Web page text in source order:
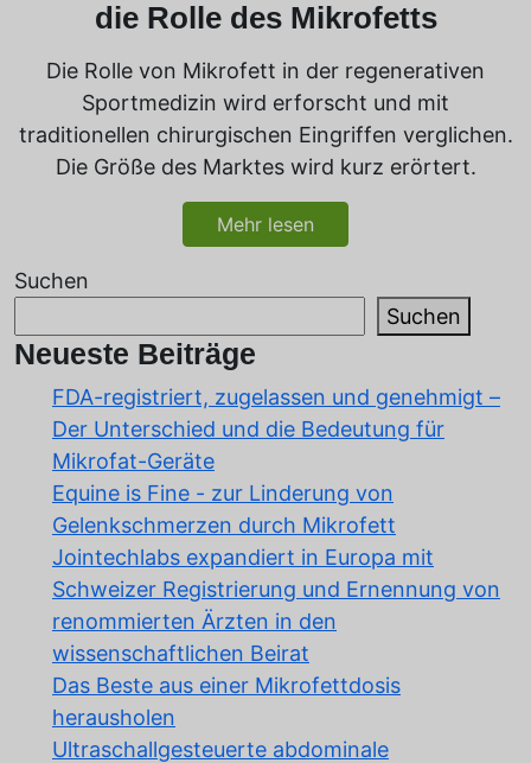
die Rolle des Mikrofetts
Die Rolle von Mikrofett in der regenerativen
Sportmedizin wird erforscht und mit
traditionellen chirurgischen Eingriffen verglichen.
Die Größe des Marktes wird kurz erörtert.
Mehr lesen
Suchen
Suchen
Neueste Beiträge
FDA-registriert, zugelassen und genehmigt –
Der Unterschied und die Bedeutung für
Mikrofat-Geräte
Equine is Fine - zur Linderung von
Gelenkschmerzen durch Mikrofett
Jointechlabs expandiert in Europa mit
Schweizer Registrierung und Ernennung von
renommierten Ärzten in den
wissenschaftlichen Beirat
Das Beste aus einer Mikrofettdosis
herausholen
Ultraschallgesteuerte abdominale